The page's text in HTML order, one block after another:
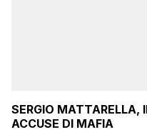
SERGIO MATTARELLA,
ACCUSE DI MAFIA